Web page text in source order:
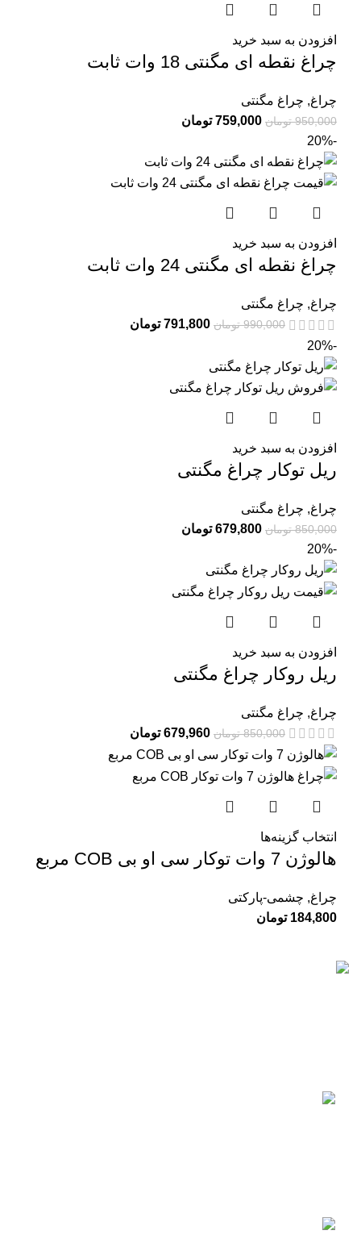
افزودن به سبد خرید
چراغ نقطه ای مگنتی 18 وات ثابت
چراغ, چراغ مگنتی
950,000 تومان 759,000 تومان
-20%
افزودن به سبد خرید
چراغ نقطه ای مگنتی 24 وات ثابت
چراغ, چراغ مگنتی
990,000 تومان 791,800 تومان
-20%
افزودن به سبد خرید
ریل توکار چراغ مگنتی
چراغ, چراغ مگنتی
850,000 تومان 679,800 تومان
-20%
افزودن به سبد خرید
ریل روکار چراغ مگنتی
چراغ, چراغ مگنتی
850,000 تومان 679,960 تومان
انتخاب گزینه‌ها
هالوژن 7 وات توکار سی او بی COB مربع
چراغ, چشمی-پارکتی
184,800 تومان